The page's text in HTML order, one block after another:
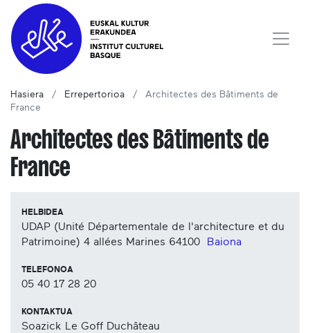
Hasiera Errepertorioa
Architectes des Bâtiments de
France
Architectes des Bâtiments de
France
HELBIDEA
UDAP (Unité Départementale de l'architecture et du
Patrimoine) 4 allées Marines 64100 Baiona
TELEFONOA
05 40 17 28 20
KONTAKTUA
Soazick Le Goff Duchâteau